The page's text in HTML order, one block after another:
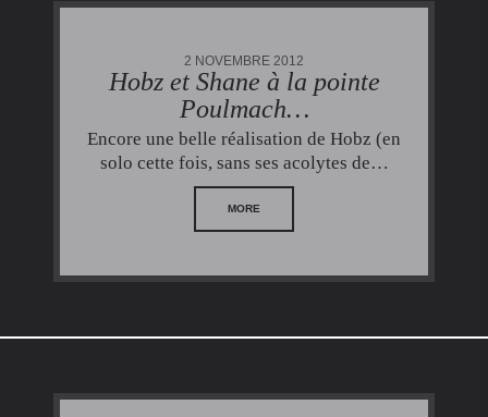
2 NOVEMBRE 2012
Hobz et Shane à la pointe
Poulmach…
Encore une belle réalisation de Hobz (en
solo cette fois, sans ses acolytes de…
MORE